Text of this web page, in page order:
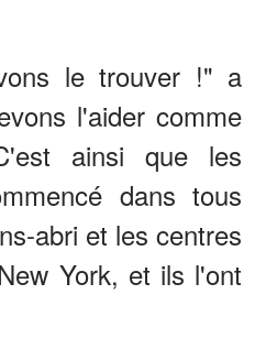
le trouver !" a
l'aider comme
ainsi que les
dans tous
abri et les centres
York, et ils l'ont